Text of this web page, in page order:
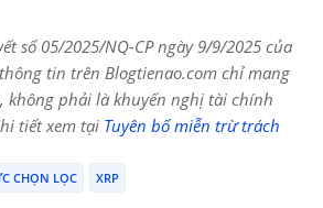
số 05/2025/NQ-CP ngày 9/9/2025 của
tin trên Blogtienao.com chỉ mang
không phải là khuyến nghị tài chính
tiết xem tại Tuyên bố miễn trừ trách
CHỌN LỌC XRP